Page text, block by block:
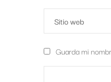
Guarda mi